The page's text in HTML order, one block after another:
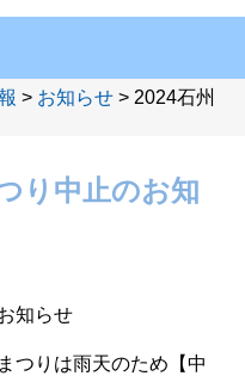
> お知らせ > 2024石州
り中止のお知
知らせ
つりは雨天のため【中